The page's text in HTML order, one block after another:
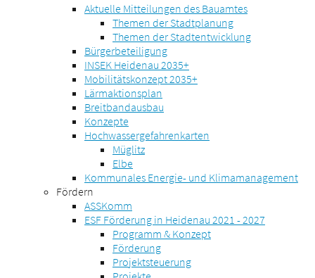
Aktuelle Mitteilungen des Bauamtes
Themen der Stadtplanung
Themen der Stadtentwicklung
Bürgerbeteiligung
INSEK Heidenau 2035+
Mobilitätskonzept 2035+
Lärmaktionsplan
Breitbandausbau
Konzepte
Hochwassergefahrenkarten
Müglitz
Elbe
Kommunales Energie- und Klimamanagement
Fördern
ASSKomm
ESF Förderung in Heidenau 2021 - 2027
Programm & Konzept
Förderung
Projektsteuerung